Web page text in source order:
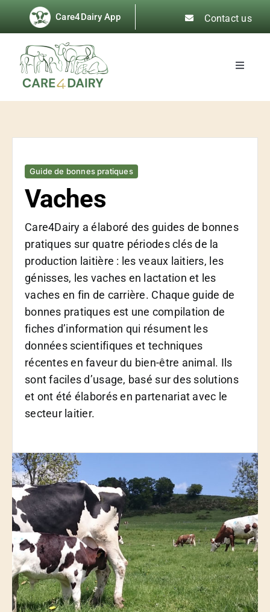
Care4Dairy App Contact us
Toggle
News
Guides de bonnes pratiques
Ressources
Guide de bonnes pratiques
Vaches
Care4Dairy a élaboré des guides de bonnes
pratiques sur quatre périodes clés de la
production laitière : les veaux laitiers, les
génisses, les vaches en lactation et les
vaches en fin de carrière. Chaque guide de
bonnes pratiques est une compilation de
fiches d’information qui résument les
données scientifiques et techniques
récentes en faveur du bien-être animal. Ils
sont faciles d’usage, basé sur des solutions
et ont été élaborés en partenariat avec le
secteur laitier.